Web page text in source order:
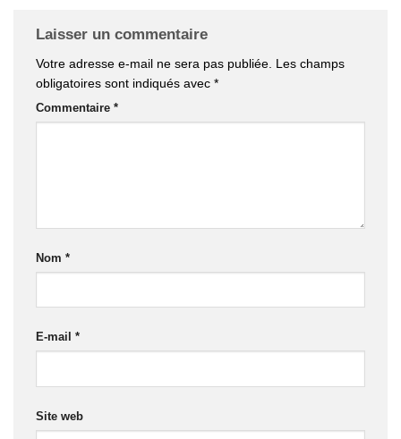
Laisser un commentaire
Votre adresse e-mail ne sera pas publiée. Les champs
obligatoires sont indiqués avec *
Commentaire *
Nom *
E-mail *
Site web